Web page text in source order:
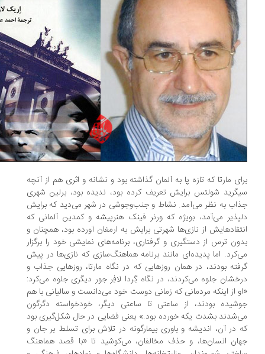
مارتا که تازه پا به آلمان گذاشته بود و نشانه و اثری هم از آنچه
شولتس برایش تعریف کرده بود، ندیده بود، برلین شهری
به نظر می‌آمد. نشاط و جنب‌وجوشی در شهر می‌دید که برایش
می‌آمد، بویژه که ورنر فینک هنرپیشه و کمدین آلمانی که
از نازی‌ها شهرتی برایش به ارمغان آورده بود، همچنان و
ترس از دستگیری و گرفتاری، برنامه‌های نمایشی خود را برگزار
اما پدیده‌ای مانند برنامه هماهنگ‌سازی که نازی‌ها در پیش
بودند، در همان روزهایی که در نگاه مارتا، روزهایی جذاب و
جلوه می‌کردند، در نگاه گِردا لافِر جور دیگری جلوه می‌کرد:
از اینکه مردمانی که زمانی دوست خود می‌دانست و سالیانی با هم
بودند، از ساعتی تا ساعتی دیگر، خودخواسته دگرگون
بشدت یکه خورده بود.» یعنی فضایی در حال شکل‌گیری بود
در آن، اندیشه و باوری بیمارگونه در تلاش برای تسلط بر جان و
انسان‌ها، و حذف مخالفان، می‌کوشید تا «با قصد هماهنگ